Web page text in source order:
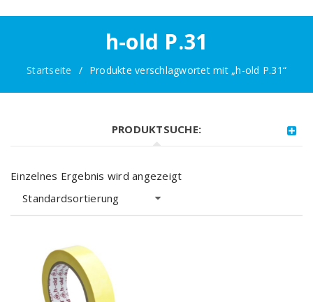
h-old P.31
Startseite / Produkte verschlagwortet mit „h-old P.31“
PRODUKTSUCHE:
Einzelnes Ergebnis wird angezeigt
Standardsortierung